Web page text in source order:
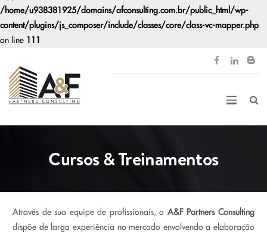
/home/u938381925/domains/afconsulting.com.br/public_html/wp-
content/plugins/js_composer/include/classes/core/class-vc-mapper.php
on line 111
Cursos & Treinamentos
Através de sua equipe de profissionais, a A&F PartnersConsulting
dispõe de larga experiência no mercado envolvendo a elaboração